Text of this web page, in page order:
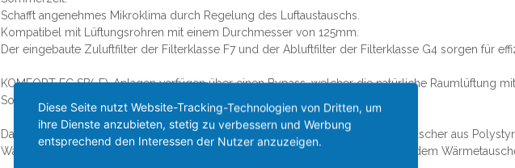
Schafft angenehmes Mikroklima durch Regelung des Luftaustauschs.
Kompatibel mit Lüftungsrohren mit einem Durchmesser von 125mm.
Der eingebaute Zuluftfilter der Filterklasse F7 und der Abluftfilter der Filterklasse G4 sorgen für
KOMFORT EC SB(-E)-Anlagen verfügen über einen Bypass, welcher die natürliche Raumlüftung
Sommersaison ermöglicht.
Das Modell KOMFORT EC S(B) verfügt über einen Gegenstrom-Plattenwärmetauscher aus
Wärmerückgewinnung. Das Kondenswasser wird über die Auffangwanne unter dem
Diese Seite nutzt Website-Tracking-Technologien von Dritten, um
ihre Dienste anzubieten, stetig zu verbessern und Werbung
entsprechend den Interessen der Nutzer anzuzeigen.